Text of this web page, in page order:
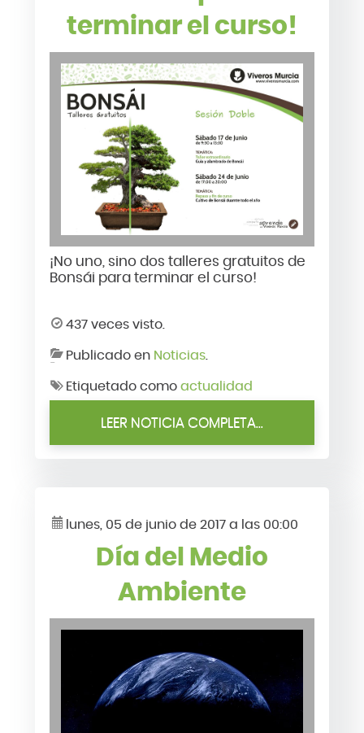
terminar el curso!
¡No uno, sino dos talleres gratuitos de
Bonsái para terminar el curso!
437 veces visto.
Publicado en Noticias.
Etiquetado como actualidad
LEER NOTICIA COMPLETA...
lunes, 05 de junio de 2017 a las 00:00
Día del Medio
Ambiente